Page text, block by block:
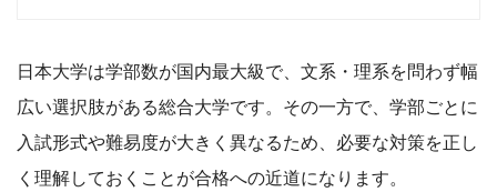
日本大学は学部数が国内最大級で、文系・理系を問わず幅
広い選択肢がある総合大学です。その一方で、学部ごとに
入試形式や難易度が大きく異なるため、必要な対策を正し
く理解しておくことが合格への近道になります。